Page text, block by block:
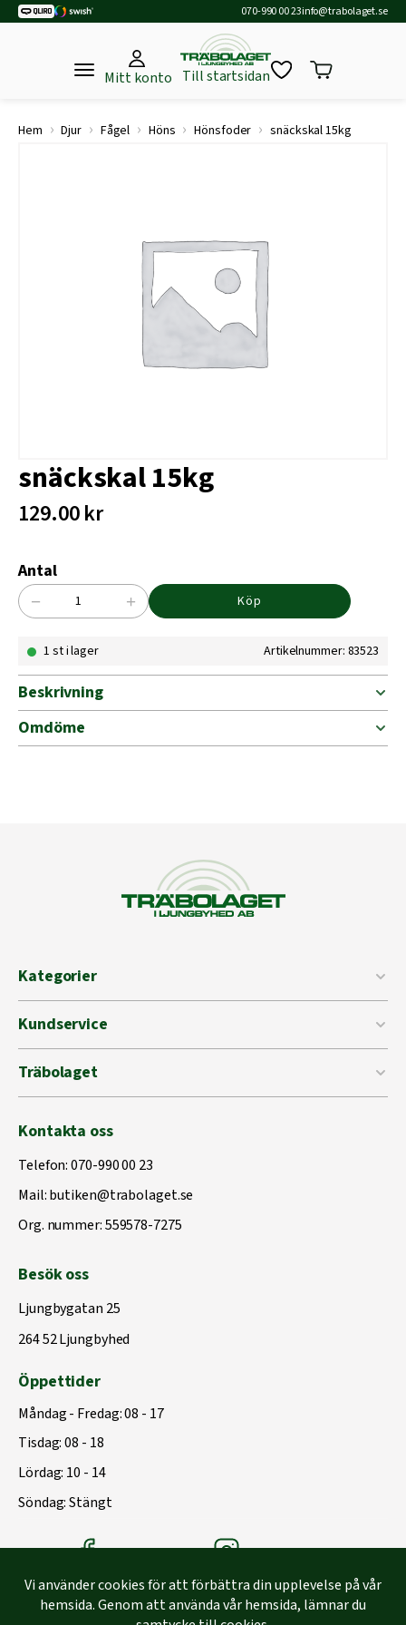
070-990 00 23info@trabolaget.se
Mitt konto Till startsidan
Hem › Djur › Fågel › Höns › Hönsfoder › snäckskal 15kg
snäckskal 15kg
129.00kr
Antal
snäckskal
mängd
− + Köp
1 st i lager Artikelnummer: 83523
Beskrivning
Omdöme
Kategorier
Kundservice
Träbolaget
Kontakta oss
Telefon:070-990 00 23
Mail:butiken@trabolaget.se
Org. nummer: 559578-7275
Besök oss
Ljungbygatan 25
264 52 Ljungbyhed
Öppettider
Måndag - Fredag: 08 - 17
Tisdag: 08 - 18
Lördag: 10 - 14
Söndag: Stängt
Träbolagets FacebookTräbolagets instagram